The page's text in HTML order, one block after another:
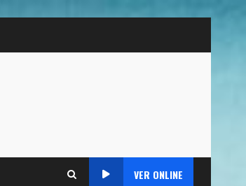
VER ONLINE